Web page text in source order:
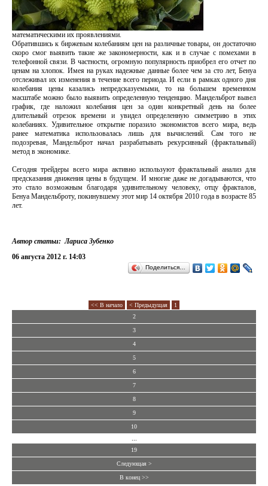
математическими их проявлениями.
Обратившись к биржевым колебаниям цен на различные товары, он достаточно
скоро смог выявить такие же закономерности, как и в случае с помехами в
телефонной связи. В частности, огромную популярность приобрел его отчет по
ценам на хлопок. Имея на руках надежные данные более чем за сто лет, Бенуа
отслеживал их изменения в течение всего периода. И если в рамках одного дня
колебания цены казались непредсказуемыми, то на большем временном
масштабе можно было выявить определенную тенденцию. Мандельброт вывел
график, где наложил колебания цен за один конкретный день на более
длительный отрезок времени и увидел определенную симметрию в этих
колебаниях. Удивительное открытие поразило экономистов всего мира, ведь
ранее математика использовалась лишь для вычислений. Сам того не
подозревая, Мандельброт начал разрабатывать рекурсивный (фрактальный)
метод в экономике.
Сегодня трейдеры всего мира активно используют фрактальный анализ для
предсказания движения цены в будущем. И многие даже не догадываются, что
это стало возможным благодаря удивительному человеку, отцу фракталов,
Бенуа Мандельброту, покинувшему этот мир 14 октября 2010 года в возрасте 85
лет.
Автор cтатьи: Лариса Зубенко
06 августа 2012 г. 14:03
Поделиться…
<< В начало < Предыдущая
1
2
3
4
5
6
7
8
9
10
19
Следующая >
В конец >>